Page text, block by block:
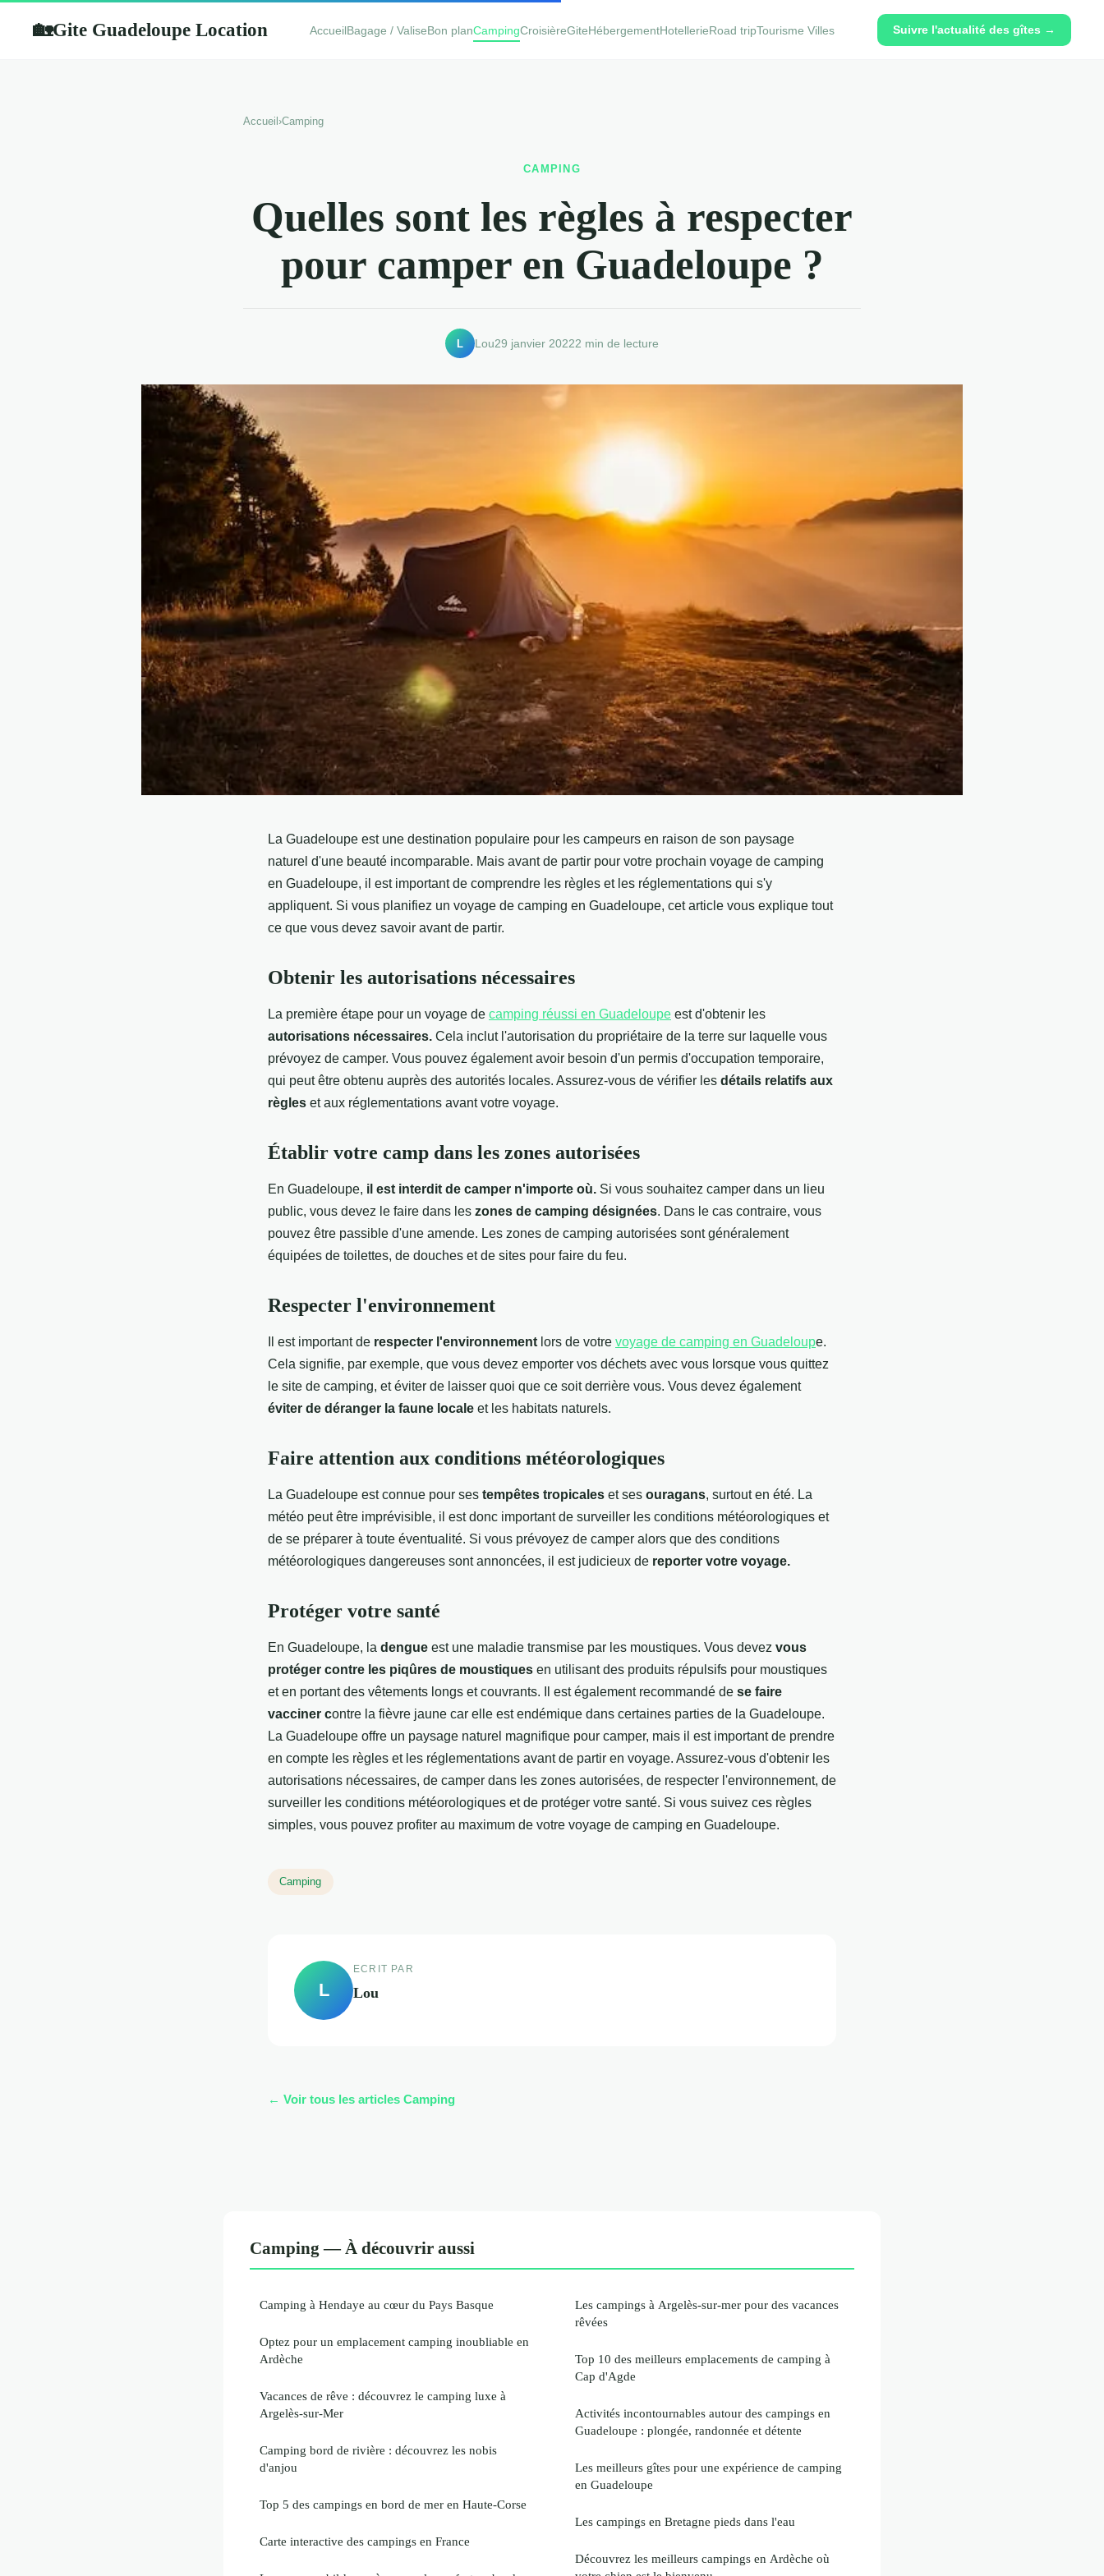
🏡Gite Guadeloupe Location AccueilBagage / ValiseBon planCampingCroisièreGiteHébergementHotellerieRoad tripTourisme Villes Suivre l'actualité des gîtes →
Accueil ›Camping
CAMPING
Quelles sont les règles à respecter
pour camper en Guadeloupe ?
L Lou29 janvier 20222 min de lecture
La Guadeloupe est une destination populaire pour les campeurs en raison de son paysage
naturel d'une beauté incomparable. Mais avant de partir pour votre prochain voyage de camping
en Guadeloupe, il est important de comprendre les règles et les réglementations qui s'y
appliquent. Si vous planifiez un voyage de camping en Guadeloupe, cet article vous explique tout
ce que vous devez savoir avant de partir.
Obtenir les autorisations nécessaires
La première étape pour un voyage de camping réussi en Guadeloupe est d'obtenir les
autorisations nécessaires. Cela inclut l'autorisation du propriétaire de la terre sur laquelle vous
prévoyez de camper. Vous pouvez également avoir besoin d'un permis d'occupation temporaire,
qui peut être obtenu auprès des autorités locales. Assurez-vous de vérifier les détails relatifs aux
règles et aux réglementations avant votre voyage.
Établir votre camp dans les zones autorisées
En Guadeloupe, il est interdit de camper n'importe où. Si vous souhaitez camper dans un lieu
public, vous devez le faire dans les zones de camping désignées. Dans le cas contraire, vous
pouvez être passible d'une amende. Les zones de camping autorisées sont généralement
équipées de toilettes, de douches et de sites pour faire du feu.
Respecter l'environnement
Il est important de respecter l'environnement lors de votre voyage de camping en Guadeloupe.
Cela signifie, par exemple, que vous devez emporter vos déchets avec vous lorsque vous quittez
le site de camping, et éviter de laisser quoi que ce soit derrière vous. Vous devez également
éviter de déranger la faune locale et les habitats naturels.
Faire attention aux conditions météorologiques
La Guadeloupe est connue pour ses tempêtes tropicales et ses ouragans, surtout en été. La
météo peut être imprévisible, il est donc important de surveiller les conditions météorologiques et
de se préparer à toute éventualité. Si vous prévoyez de camper alors que des conditions
météorologiques dangereuses sont annoncées, il est judicieux de reporter votre voyage.
Protéger votre santé
En Guadeloupe, la dengue est une maladie transmise par les moustiques. Vous devez vous
protéger contre les piqûres de moustiques en utilisant des produits répulsifs pour moustiques
et en portant des vêtements longs et couvrants. Il est également recommandé de se faire
vacciner contre la fièvre jaune car elle est endémique dans certaines parties de la Guadeloupe.
La Guadeloupe offre un paysage naturel magnifique pour camper, mais il est important de prendre
en compte les règles et les réglementations avant de partir en voyage. Assurez-vous d'obtenir les
autorisations nécessaires, de camper dans les zones autorisées, de respecter l'environnement, de
surveiller les conditions météorologiques et de protéger votre santé. Si vous suivez ces règles
simples, vous pouvez profiter au maximum de votre voyage de camping en Guadeloupe.
Camping
L
ECRIT PAR
Lou
← Voir tous les articles Camping
Camping — À découvrir aussi
Camping à Hendaye au cœur du Pays Basque
Optez pour un emplacement camping inoubliable en
Ardèche
Vacances de rêve : découvrez le camping luxe à
Argelès-sur-Mer
Camping bord de rivière : découvrez les nobis
d'anjou
Top 5 des campings en bord de mer en Haute-Corse
Carte interactive des campings en France
Les campings à Argelès-sur-mer pour des vacances
rêvées
Top 10 des meilleurs emplacements de camping à
Cap d'Agde
Activités incontournables autour des campings en
Guadeloupe : plongée, randonnée et détente
Les meilleurs gîtes pour une expérience de camping
en Guadeloupe
Les campings en Bretagne pieds dans l'eau
Découvrez les meilleurs campings en Ardèche où